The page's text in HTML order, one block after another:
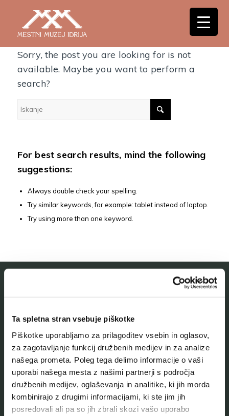
Ta spletna stran vsebuje piškotke
Piškotke uporabljamo za prilagoditev vsebin in oglasov,
za zagotavljanje funkcij družbenih medijev in za analize
našega prometa. Poleg tega delimo informacije o vaši
uporabi našega mesta z našimi partnerji s področja
družbenih medijev, oglaševanja in analitike, ki jih morda
kombinirajo z drugimi informacijami, ki ste jim jih
posredovali ali pa so jih zbrali skozi vašo uporabo
Nothing Found
Sorry, the post you are looking for is not
available. Maybe you want to perform a
search?
For best search results, mind the following
suggestions:
Always double check your spelling.
Try similar keywords, for example: tablet instead of laptop.
Try using more than one keyword.
O muzeju
Naše zbirke
Aktualno
Kontakt